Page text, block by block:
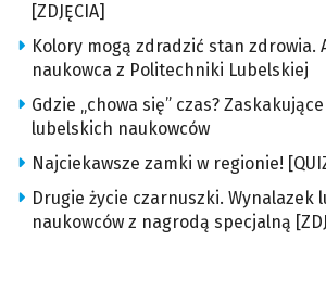
[ZDJĘCIA]
Kolory mogą zdradzić stan zdrowia.
naukowca z Politechniki Lubelskiej
Gdzie „chowa się” czas?
lubelskich naukowców
Najciekawsze zamki w regionie!
Drugie życie czarnuszki. Wynalazek
naukowców z nagrodą specjalną